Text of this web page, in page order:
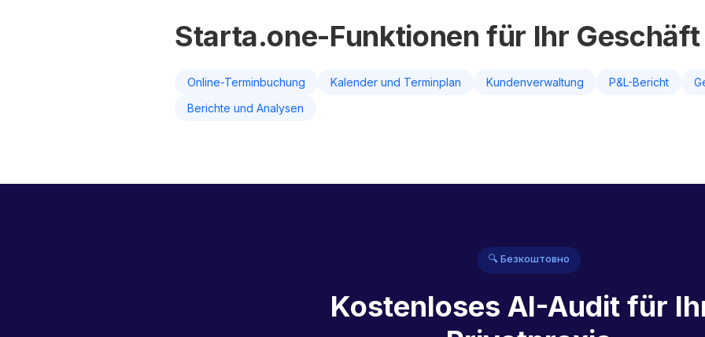
Starta.one-Funktionen für Ihr Geschäft
Online-Terminbuchung Kalender und Terminplan Kundenverwaltung P&L-Bericht
Berichte und Analysen
🔍 Безкоштовно
Kostenloses AI-Audit für